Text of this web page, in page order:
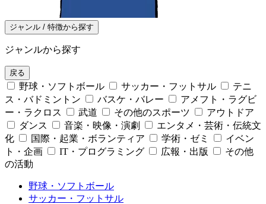
ジャンル / 特徴から探す
ジャンルから探す
戻る
野球・ソフトボール サッカー・フットサル
テニ
ス・バドミントン
バスケ・バレー
アメフト・ラグビ
ー・ラクロス
武道 その他のスポーツ
アウトドア
ダンス
音楽・映像・演劇
エンタメ・芸術・伝統文
化
国際・起業・ボランティア 学術・ゼミ
イベン
ト・企画
IT・プログラミング 広報・出版
その他
の活動
野球・ソフトボール
サッカー・フットサル